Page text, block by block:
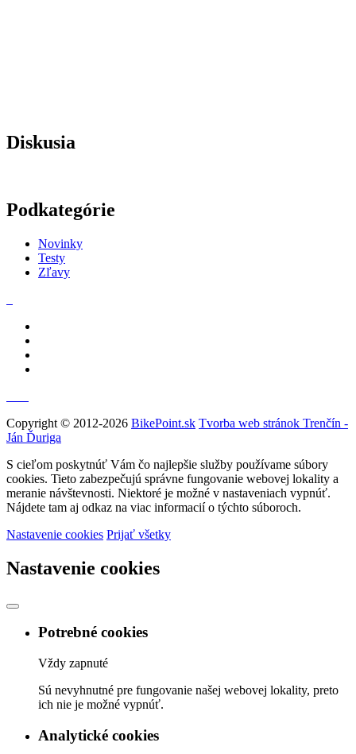
Diskusia
Podkategórie
Novinky
Testy
Zľavy
Copyright © 2012-2026 BikePoint.sk Tvorba web stránok Trenčín -
Ján Ďuriga
S cieľom poskytnúť Vám čo najlepšie služby používame súbory
cookies. Tieto zabezpečujú správne fungovanie webovej lokality a
meranie návštevnosti. Niektoré je možné v nastaveniach vypnúť.
Nájdete tam aj odkaz na viac informacií o týchto súboroch.
Nastavenie cookies Prijať všetky
Nastavenie cookies
Potrebné cookies
Vždy zapnuté
Sú nevyhnutné pre fungovanie našej webovej lokality, preto
ich nie je možné vypnúť.
Analytické cookies